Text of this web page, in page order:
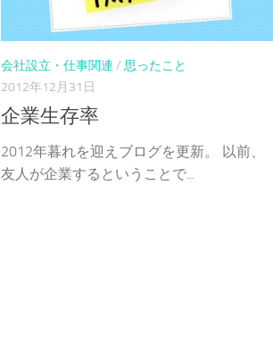
会社設立・仕事関連 / 思ったこと
2012年12月31日
企業生存率
2012年暮れを迎えブログを更新。 以前、
友人が企業するということで...